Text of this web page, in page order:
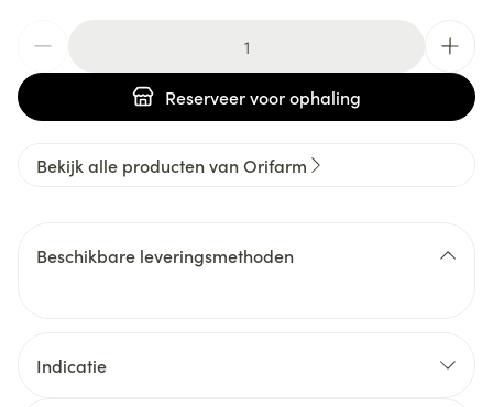
Reserveervoor ophaling
Bekijk alle producten van Orifarm
Beschikbare leveringsmethoden
Indicatie